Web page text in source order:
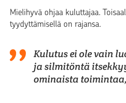
Mielihyvä ohjaa kuluttajaa.
tyydyttämisellä on rajansa.
Kulutus ei ole vain
ja silmitöntä
ominaista